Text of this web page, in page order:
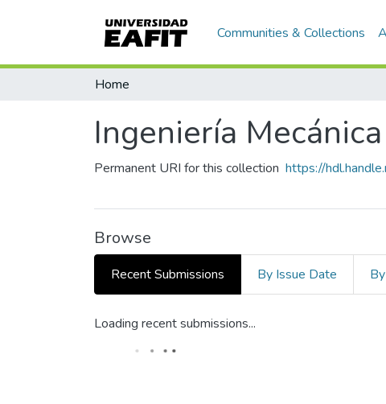
Communities & Collections
Home
Ingeniería
Permanent URI for this collection https://
Browse
Recent Submissions By Issue Date
Loading recent submissions...